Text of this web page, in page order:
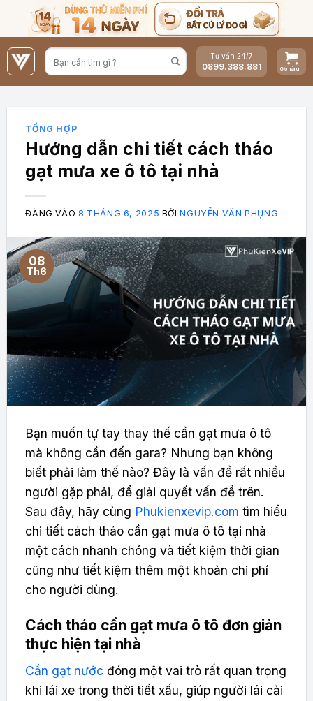
nội
dung
Tư vấn 24/7
0899.388.881
TỔNG HỢP
Hướng dẫn chi tiết cách tháo
gạt mưa xe ô tô tại nhà
ĐĂNG VÀO 8 THÁNG 6, 2025 BỞINGUYỄN VĂN PHỤNG
08
Th6
Bạn muốn tự tay thay thế cần gạt mưa ô tô
mà không cần đến gara? Nhưng bạn không
biết phải làm thế nào? Đây là vấn đề rất nhiều
người gặp phải, để giải quyết vấn đề trên.
Sau đây, hãy cùng Phukienxevip.com tìm hiểu
chi tiết cách tháo cần gạt mưa ô tô tại nhà
một cách nhanh chóng và tiết kiệm thời gian
cũng như tiết kiệm thêm một khoản chi phí
cho người dùng.
Cách tháo cần gạt mưa ô tô đơn giản
thực hiện tại nhà
Cần gạt nước đóng một vai trò rất quan trọng
khi lái xe trong thời tiết xấu, giúp người lái cải